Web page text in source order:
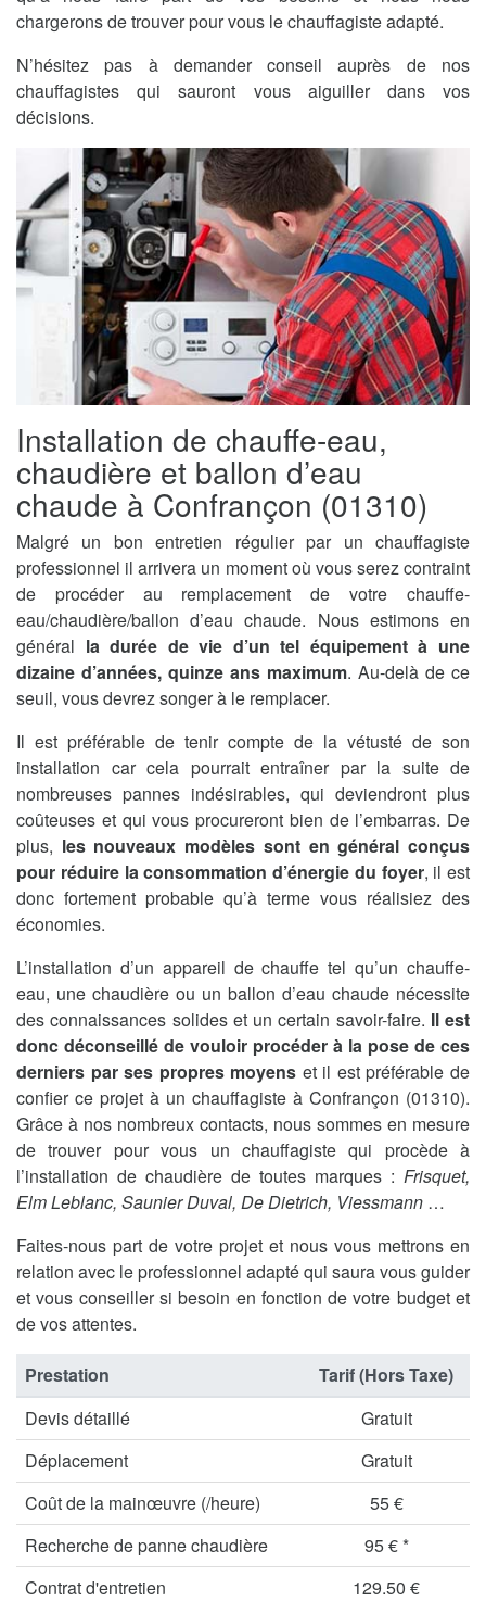
chargerons de trouver pour vous le chauffagiste adapté.
N’hésitez pas à demander conseil auprès de nos
chauffagistes qui sauront vous aiguiller dans vos
décisions.
Installation de chauffe-eau,
chaudière et ballon d’eau
chaude à Confrançon (01310)
Malgré un bon entretien régulier par un chauffagiste
professionnel il arrivera un moment où vous serez contraint
de procéder au remplacement de votre chauffe-
eau/chaudière/ballon d’eau chaude. Nous estimons en
général la durée de vie d’un tel équipement à une
dizaine d’années, quinze ans maximum. Au-delà de ce
seuil, vous devrez songer à le remplacer.
Il est préférable de tenir compte de la vétusté de son
installation car cela pourrait entraîner par la suite de
nombreuses pannes indésirables, qui deviendront plus
coûteuses et qui vous procureront bien de l’embarras. De
plus, les nouveaux modèles sont en général conçus
pour réduire la consommation d’énergie du foyer, il est
donc fortement probable qu’à terme vous réalisiez des
économies.
L’installation d’un appareil de chauffe tel qu’un chauffe-
eau, une chaudière ou un ballon d’eau chaude nécessite
des connaissances solides et un certain savoir-faire. Il est
donc déconseillé de vouloir procéder à la pose de ces
derniers par ses propres moyens et il est préférable de
confier ce projet à un chauffagiste à Confrançon (01310).
Grâce à nos nombreux contacts, nous sommes en mesure
de trouver pour vous un chauffagiste qui procède à
l’installation de chaudière de toutes marques : Frisquet,
Elm Leblanc, Saunier Duval, De Dietrich, Viessmann …
Faites-nous part de votre projet et nous vous mettrons en
relation avec le professionnel adapté qui saura vous guider
et vous conseiller si besoin en fonction de votre budget et
de vos attentes.
Prestation
Tarif (Hors Taxe)
Devis détaillé
Gratuit
Déplacement
Gratuit
Coût de la mainœuvre (/heure)
55 €
Recherche de panne chaudière
95 € *
Contrat d'entretien
129.50 €